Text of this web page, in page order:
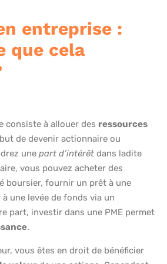
entreprise :
que cela
consiste à allouer des ressources
de devenir actionnaire ou
une part d’intérêt dans ladite
vous pouvez acheter des
boursier, fournir un prêt à une
une levée de fonds via un
part, investir dans une PME permet
.
vous êtes en droit de bénéficier